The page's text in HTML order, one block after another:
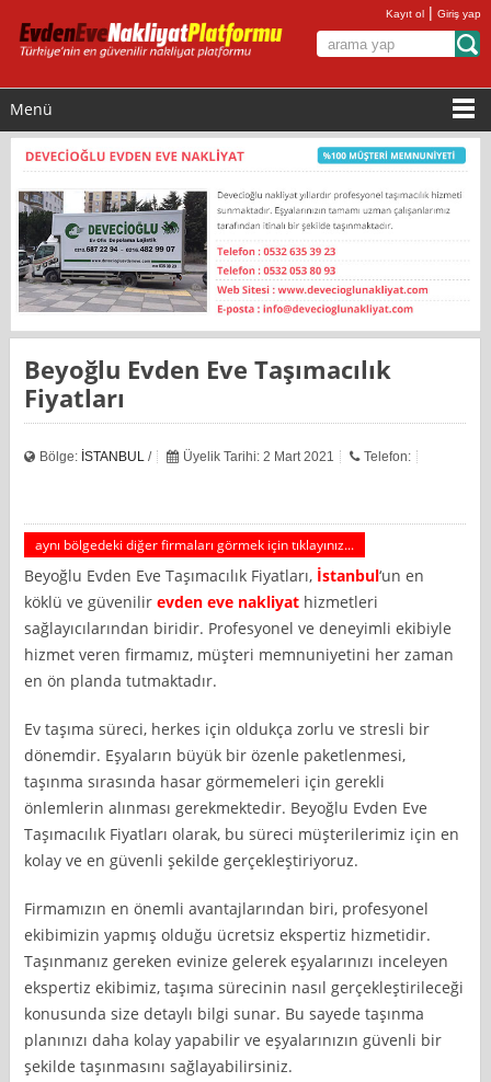
Kayıt ol |Giriş yap
Menü
Beyoğlu Evden Eve Taşımacılık
Fiyatları
Bölge: İSTANBUL / Üyelik Tarihi: 2 Mart 2021 Telefon:
aynı bölgedeki diğer firmaları görmek için tıklayınız...
Beyoğlu Evden Eve Taşımacılık Fiyatları, İstanbul‘un en
köklü ve güvenilirevden eve nakliyat hizmetleri
sağlayıcılarından biridir. Profesyonel ve deneyimli ekibiyle
hizmet veren firmamız, müşteri memnuniyetini her zaman
en ön planda tutmaktadır.
Ev taşıma süreci, herkes için oldukça zorlu ve stresli bir
dönemdir. Eşyaların büyük bir özenle paketlenmesi,
taşınma sırasında hasar görmemeleri için gerekli
önlemlerin alınması gerekmektedir. Beyoğlu Evden Eve
Taşımacılık Fiyatları olarak, bu süreci müşterilerimiz için en
kolay ve en güvenli şekilde gerçekleştiriyoruz.
Firmamızın en önemli avantajlarından biri, profesyonel
ekibimizin yapmış olduğu ücretsiz ekspertiz hizmetidir.
Taşınmanız gereken evinize gelerek eşyalarınızı inceleyen
ekspertiz ekibimiz, taşıma sürecinin nasıl gerçekleştirileceği
konusunda size detaylı bilgi sunar. Bu sayede taşınma
planınızı daha kolay yapabilir ve eşyalarınızın güvenli bir
şekilde taşınmasını sağlayabilirsiniz.